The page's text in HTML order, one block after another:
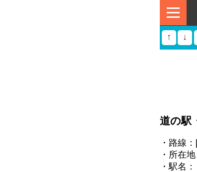
↑ ↓
道の駅
・路線
・所在
・駅名